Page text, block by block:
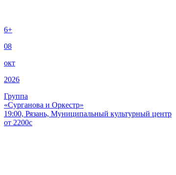
6+
08
окт
2026
Группа
«Сурганова и Оркестр»
19:00, Рязань, Муниципальный культурный центр
от 2200c